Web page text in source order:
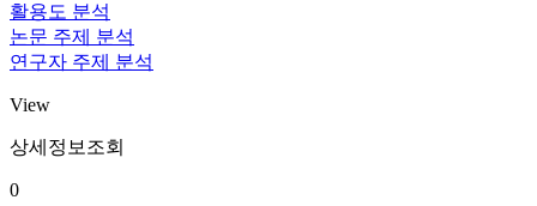
활용도 분석
논문 주제 분석
연구자 주제 분석
View
상세정보조회
0